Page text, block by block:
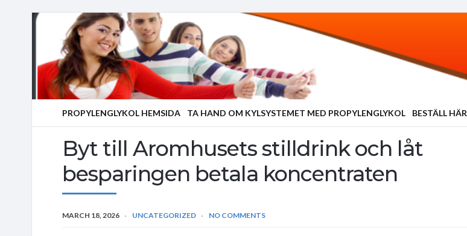
PROPYLENGLYKOL HEMSIDA TA HAND OM KYLSYSTEMET MED PROPYLENGLYKOL BESTÄLL HÄR
Byt till Aromhusets stilldrink och låt
besparingen betala koncentraten
MARCH 18, 2026 UNCATEGORIZED NO COMMENTS